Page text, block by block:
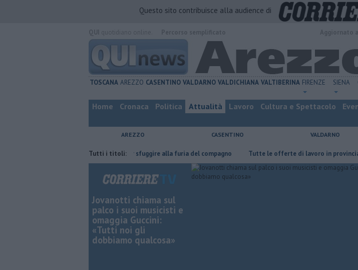
Questo sito contribuisce alla audience di
TOSCANA AREZZO CASENTINO VALDARNO VALDICHIANA VALTIBERINA FIRENZE SIENA
Home Cronaca Politica Attualità Lavoro Cultura e Spettacolo
AREZZO CASENTINO VALDARNO
Tutti i titoli:
Nascosta in un bar per sfuggire alla furia del compagno ​Tutte le offerte di lavoro in provincia di
Jovanotti chiama sul
palco i suoi musicisti e
omaggia Guccini:
«Tutti noi gli
dobbiamo qualcosa»